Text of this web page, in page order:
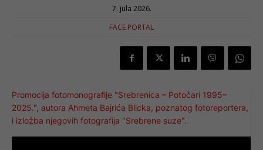
7. jula 2026.
FACE PORTAL
Promocija fotomonografije "Srebrenica – Potočari 1995–
2025.", autora Ahmeta Bajrića Blicka, poznatog fotoreportera,
i izložba njegovih fotografija "Srebrene suze".